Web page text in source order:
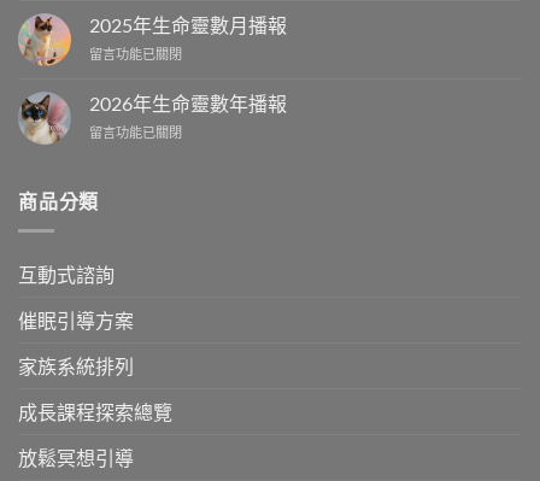
課：
從
數
相
拆
解
親
神
聖
契
約〉
自
探
的
誤
麼
中
時
日
中
2025年生命靈數月播報
在
生
命
月
播
留言功能已關閉
2026年生命靈數年播報
在
生
命
年
報〉
中
留言功能已關閉
商品分類
互動式諮詢
催眠引導方案
家族系統排列
成長課程探索總覽
放鬆冥想引導